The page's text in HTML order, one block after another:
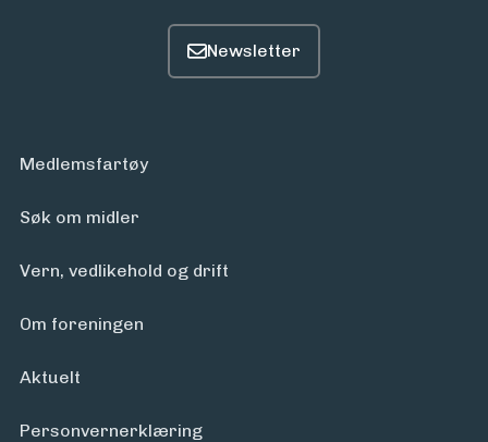
Medlemsfartøy
Søk om midler
Vern, vedlikehold og drift
Om foreningen
Aktuelt
Personvern­erklæring